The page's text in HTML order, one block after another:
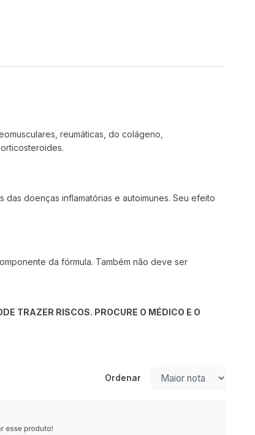
reumáticas, do colágeno,
doenças inflamatórias e autoimunes. Seu efeito
da fórmula. Também não deve ser
TRAZER RISCOS. PROCURE O MÉDICO E O
Ordenar